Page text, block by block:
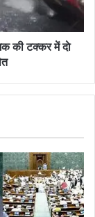
की टक्कर में दाे